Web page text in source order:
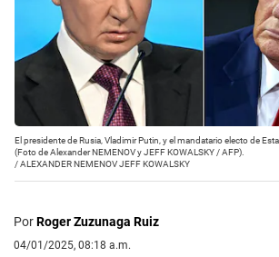
El presidente de Rusia, Vladimir Putin, y el mandatario electo de
(Foto de Alexander NEMENOV y JEFF KOWALSKY / AFP).
/ALEXANDER NEMENOV JEFF KOWALSKY
PorRoger Zuzunaga Ruiz
04/01/2025, 08:18 a.m.